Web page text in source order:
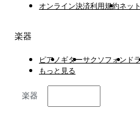
オンライン決済利用規約ネッ
楽器
ピアノ ギターサクソフォン ド
もっと見る
楽器